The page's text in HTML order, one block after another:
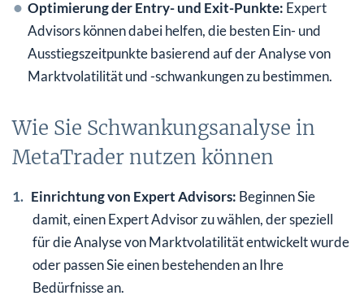
Optimierung der Entry- und Exit-Punkte: Expert
Advisors können dabei helfen, die besten Ein- und
Ausstiegszeitpunkte basierend auf der Analyse von
Marktvolatilität und -schwankungen zu bestimmen.
Wie Sie Schwankungsanalyse in
MetaTrader nutzen können
Einrichtung von Expert Advisors: Beginnen Sie
damit, einen Expert Advisor zu wählen, der speziell
für die Analyse von Marktvolatilität entwickelt wurde
oder passen Sie einen bestehenden an Ihre
Bedürfnisse an.